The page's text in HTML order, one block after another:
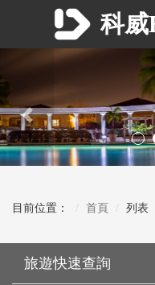
科威
Previous
目前位置： 首頁 列表